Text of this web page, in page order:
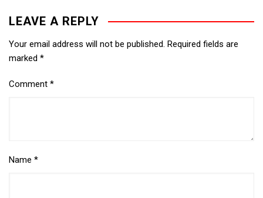
LEAVE A REPLY
Your email address will not be published. Required fields are
marked *
Comment *
Name *